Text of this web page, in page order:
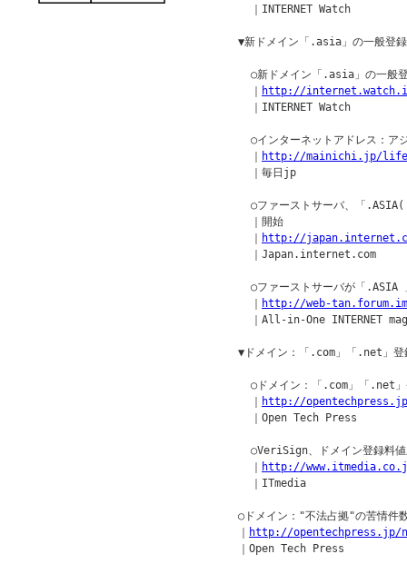
  ｜INTERNET Watch
▼新ドメイン「.asia」の一般登
○新ドメイン「.asia」の一般
http://
  ｜INTERNET Watch
○インターネットアドレス：ア
http://mainichi.jp/life/
  ｜毎日jp
○ファーストサーバ、「.ASIA(
  ｜開始
http://
  ｜Japan.internet.com
○ファーストサーバが「.ASIA
http://web-
｜All-in-One INTERNET
▼ドメイン：「.com」「.net」登
○ドメイン：「.com」「.net」
http://
  ｜Open Tech Press
○VeriSign、ドメイン登録料値
http://
  ｜ITmedia
○ドメイン："不法占拠"の苦情件
http://opentechpress.jp/
｜Open Tech Press